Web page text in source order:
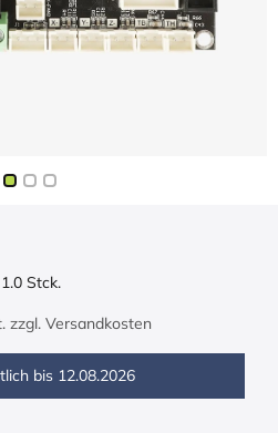
1.0 Stck.
zzgl. Versandkosten
bis 12.08.2026